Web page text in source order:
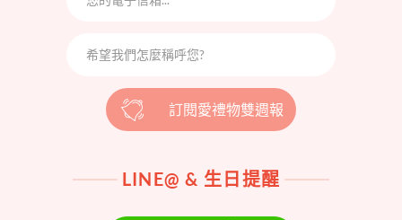
訂閱愛禮物雙週報
LINE@ & 生日提醒